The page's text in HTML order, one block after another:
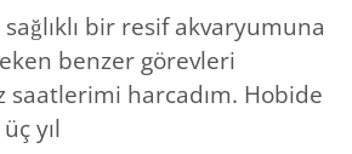
bir resif akvaryumuna
benzer görevleri
saatlerimi harcadım. Hobide
yıl